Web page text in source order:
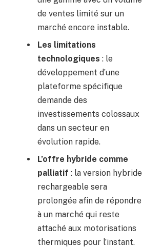
de ventes limité sur un
marché encore instable.
Les limitations
technologiques : le
développement d’une
plateforme spécifique
demande des
investissements colossaux
dans un secteur en
évolution rapide.
L’offre hybride comme
palliatif : la version hybride
rechargeable sera
prolongée afin de répondre
à un marché qui reste
attaché aux motorisations
thermiques pour l’instant.